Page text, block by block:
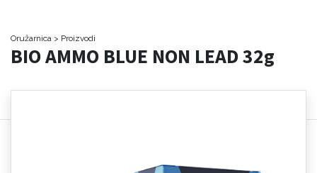
Oružarnica > Proizvodi
BIO AMMO BLUE NON LEAD 32g